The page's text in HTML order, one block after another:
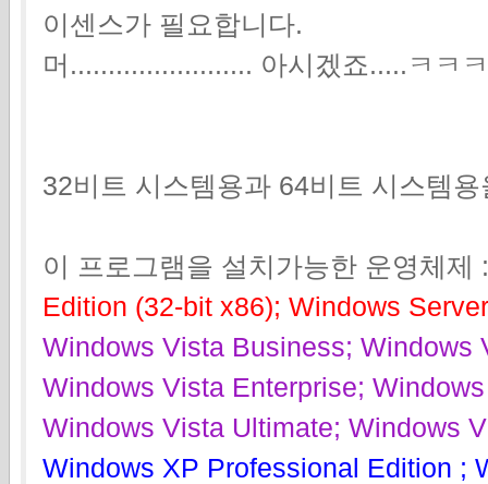
이센스가 필요합니다.
머........................ 아시겠죠.....ㅋㅋ
32비트 시스템용과 64비트 시스템
이 프로그램을 설치가능한 운영체제 :
Edition (32-bit x86); Windows
Windows Vista Business; Windows
Windows Vista Enterprise;
Windows Vista Ultimate; Windows
Windows XP Professional Edition ;